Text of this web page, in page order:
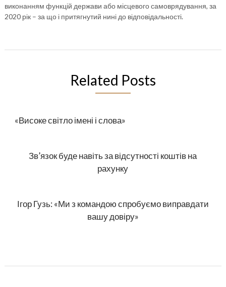
виконанням функцій держави або місцевого самоврядування, за
2020 рік – за що і притягнутий нині до відповідальності.
Related Posts
«Високе світло імені і слова»
Зв’язок буде навіть за відсутності коштів на
рахунку
Ігор Гузь: «Ми з командою спробуємо виправдати
вашу довіру»